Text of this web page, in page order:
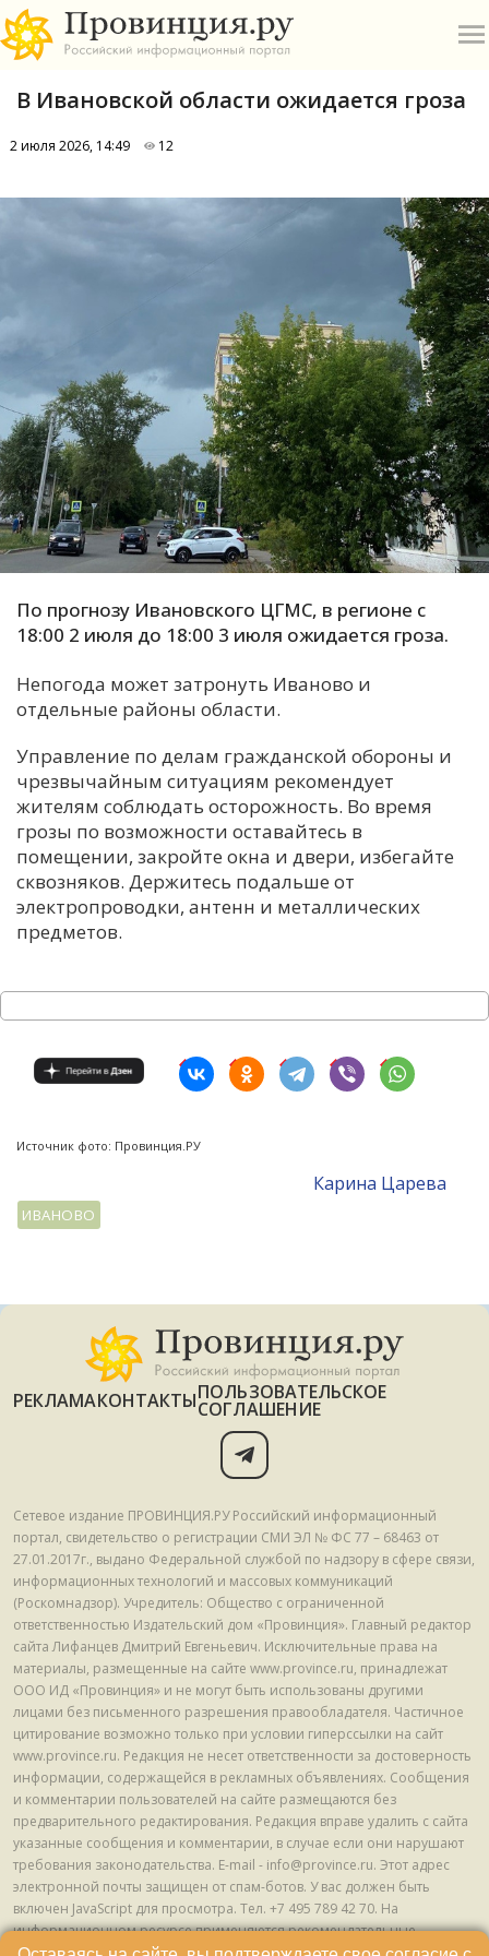
В
Е
И
М
Н
П
Р
С
Т
У
Х
Ч
В Ивановской области ожидается гроза
2 июля 2026, 14:49 12
По прогнозу Ивановского ЦГМС, в регионе с
18:00 2 июля до 18:00 3 июля ожидается гроза.
Непогода может затронуть Иваново и
отдельные районы области.
Управление по делам гражданской обороны и
чрезвычайным ситуациям рекомендует
жителям соблюдать осторожность. Во время
грозы по возможности оставайтесь в
помещении, закройте окна и двери, избегайте
сквозняков. Держитесь подальше от
электропроводки, антенн и металлических
предметов.
Источник фото: Провинция.РУ
Карина Царева
ИВАНОВО
РЕКЛАМАКОНТАКТЫПОЛЬЗОВАТЕЛЬСКОЕ
СОГЛАШЕНИЕ
Сетевое издание ПРОВИНЦИЯ.РУ Российский информационный
портал, свидетельство о регистрации СМИ ЭЛ № ФС 77 – 68463 от
27.01.2017г., выдано Федеральной службой по надзору в сфере связи,
информационных технологий и массовых коммуникаций
(Роскомнадзор). Учредитель: Общество с ограниченной
ответственностью Издательский дом «Провинция». Главный редактор
сайта Лифанцев Дмитрий Евгеньевич. Исключительные права на
материалы, размещенные на сайте www.province.ru, принадлежат
ООО ИД «Провинция» и не могут быть использованы другими
лицами без письменного разрешения правообладателя. Частичное
цитирование возможно только при условии гиперссылки на сайт
www.province.ru. Редакция не несет ответственности за достоверность
информации, содержащейся в рекламных объявлениях. Сообщения
и комментарии пользователей на сайте размещаются без
предварительного редактирования. Редакция вправе удалить с сайта
указанные сообщения и комментарии, в случае если они нарушают
требования законодательства. E-mail - info@province.ru. Этот адрес
электронной почты защищен от спам-ботов. У вас должен быть
включен JavaScript для просмотра. Tел. +7 495 789 42 70. На
информационном ресурсе применяются рекомендательные
технологии (информационные технологии предоставления